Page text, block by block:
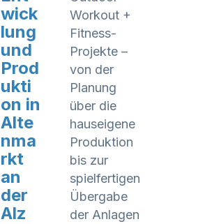
wick
lung
und
Prod
ukti
on in
Alte
nma
rkt
an
der
Alz
Workout +
Fitness-
Projekte –
von der
Planung
über die
hauseigene
Produktion
bis zur
spielfertigen
Übergabe
der Anlagen